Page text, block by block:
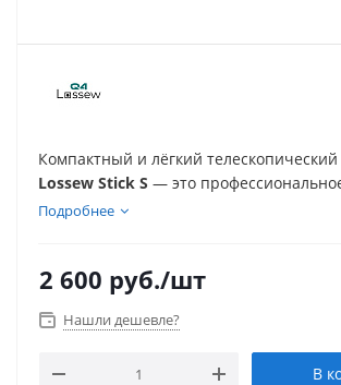
Компактный и лёгкий
Lossew Stick S — это
маляров и отделочников.
пространствах и идеально подходит для
Подробнее
2 600 руб./шт
Нашли дешевле?
В